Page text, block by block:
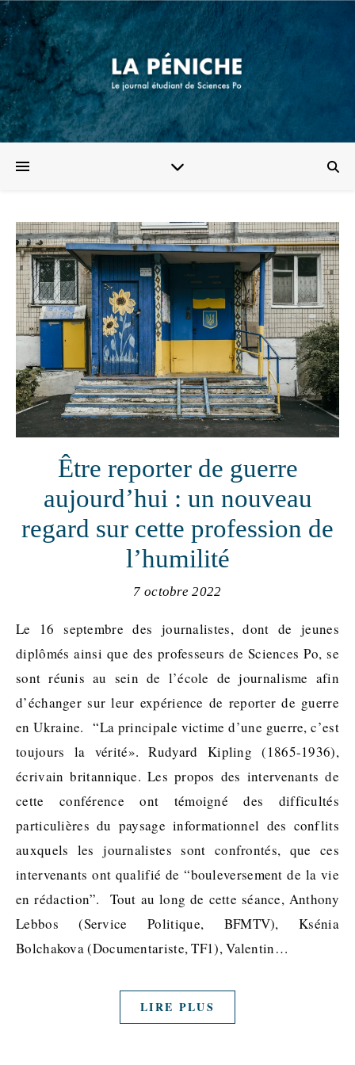
Être reporter de guerre
aujourd’hui : un nouveau
regard sur cette profession de
l’humilité
7 octobre 2022
Le 16 septembre des journalistes, dont de jeunes
diplômés ainsi que des professeurs de Sciences Po, se
sont réunis au sein de l’école de journalisme afin
d’échanger sur leur expérience de reporter de guerre
en Ukraine. “La principale victime d’une guerre, c’est
toujours la vérité». Rudyard Kipling (1865-1936),
écrivain britannique. Les propos des intervenants de
cette conférence ont témoigné des difficultés
particulières du paysage informationnel des conflits
auxquels les journalistes sont confrontés, que ces
intervenants ont qualifié de “bouleversement de la vie
en rédaction”. Tout au long de cette séance, Anthony
Lebbos (Service Politique, BFMTV), Ksénia
Bolchakova (Documentariste, TF1), Valentin…
LIRE PLUS